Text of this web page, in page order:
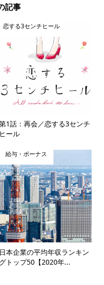
記事
恋する3センチヒール
1話：再会／恋する3センチ
ヒール
給与・ボーナス
日本企業の平均年収ランキン
グトップ50【2020年...